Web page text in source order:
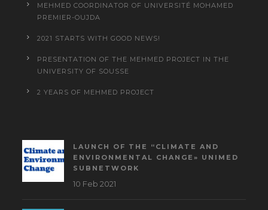
MEHMED COORDINATOR OF UNIVERSITÉ MOHAMED
PREMIER-OUJDA
2021 STARTS WITH GOOD NEWS!
PRESENTATION OF THE MEHMED PROJECT IN THE
UNIVERSITY OF SOUSSE
2 YEARS OF MEHMED PROJECT
LAUNCH OF THE “CLIMATE AND
ENVIRONMENTAL CHANGE» UNIMED
SUBNETWORK
10 Feb 2021